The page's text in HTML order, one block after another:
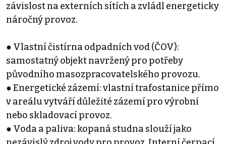
závislost na externích sítích a zvládl energeticky
náročný provoz.
● Vlastní čistírna odpadních vod (ČOV):
samostatný objekt navržený pro potřeby
původního masozpracovatelského provozu.
● Energetické zázemí: vlastní trafostanice přímo
v areálu vytváří důležité zázemí pro výrobní
nebo skladovací provoz.
● Voda a paliva: kopaná studna slouží jako